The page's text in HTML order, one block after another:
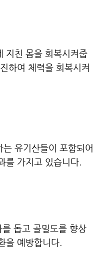
지친 몸을 회복시켜줍
하여 체력을 회복시켜
유기산들이 포함되어
를 가지고 있습니다.
돕고 골밀도를 향상
을 예방합니다.